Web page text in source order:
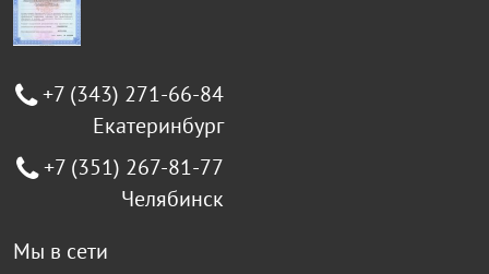
+7 (343) 271-66-84
Екатеринбург
+7 (351) 267-81-77
Челябинск
Мы в сети